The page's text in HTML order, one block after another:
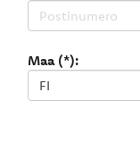
Maa (*):